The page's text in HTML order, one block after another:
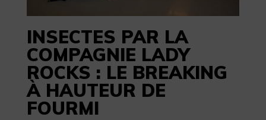
INSECTES PAR LA
COMPAGNIE LADY
ROCKS : LE BREAKING
À HAUTEUR DE
FOURMI